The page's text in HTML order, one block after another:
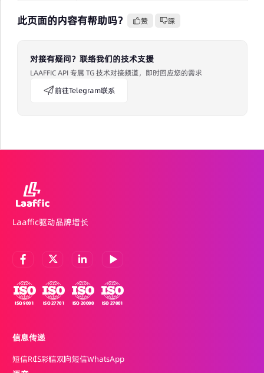
此页面的内容有帮助吗？ 赞 踩
对接有疑问？联络我们的技术支援
LAAFFIC API 专属 TG 技术对接频道，即时回应您的需求
前往Telegram联系
Laaffic驱动品牌增长
信息传递
短信RCS彩信双向短信WhatsApp